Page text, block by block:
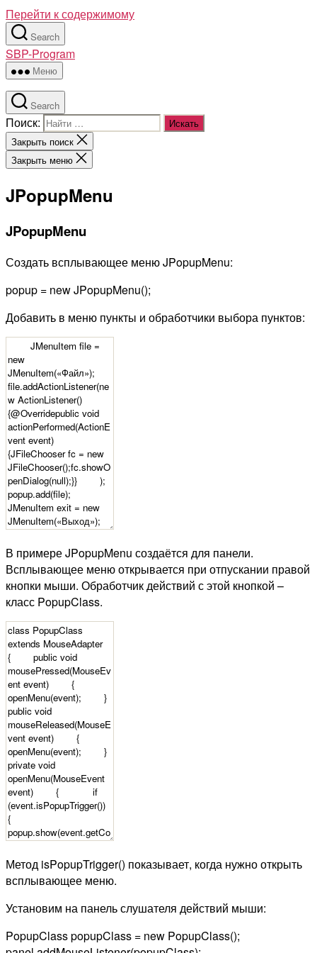
Перейти к содержимому
Search
SBP-Program
Меню
Search
Поиск:
Закрыть поиск
Закрыть меню
JPopupMenu
JPopupMenu
Создать всплывающее меню JPopupMenu:
popup = new JPopupMenu();
Добавить в меню пункты и обработчики выбора пунктов:
В примере JPopupMenu создаётся для панели.
Всплывающее меню открывается при отпускании правой
кнопки мыши. Обработчик действий с этой кнопкой –
класс PopupClass.
Метод isPopupTrigger() показывает, когда нужно открыть
всплывающее меню.
Установим на панель слушателя действий мыши:
PopupClass popupClass = new PopupClass();